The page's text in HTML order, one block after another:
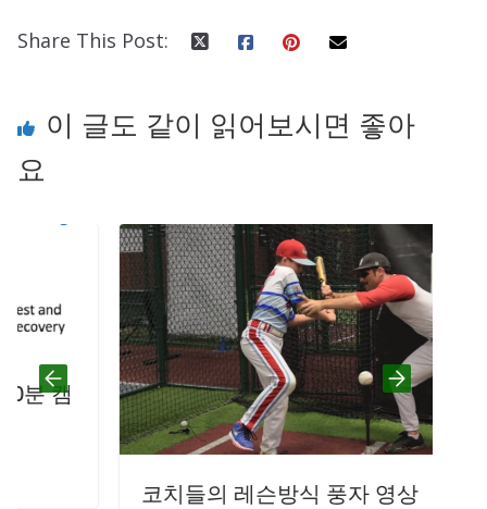
Share This Post:
이 글도 같이 읽어보시면 좋아
요
코치들의 레슨방식 풍자 영상